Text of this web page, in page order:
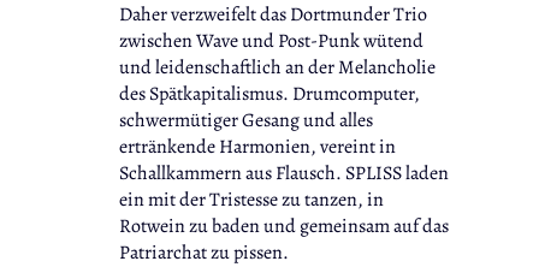
Daher verzweifelt das Dortmunder Trio
zwischen Wave und Post-Punk wütend
und leidenschaftlich an der Melancholie
des Spätkapitalismus. Drumcomputer,
schwermütiger Gesang und alles
ertränkende Harmonien, vereint in
Schallkammern aus Flausch. SPLISS laden
ein mit der Tristesse zu tanzen, in
Rotwein zu baden und gemeinsam auf das
Patriarchat zu pissen.